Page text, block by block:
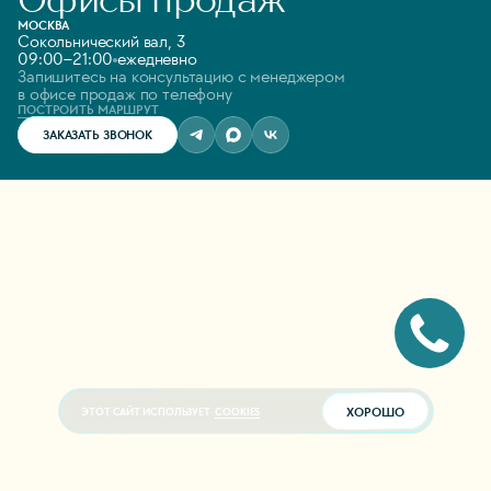
МОСКВА
Сокольнический вал, 3
09:00–21:00 ежедневно
Запишитесь на консультацию с менеджером
в офисе продаж по телефону
ПОСТРОИТЬ МАРШРУТ
ЗАКАЗАТЬ ЗВОНОК
ЭТОТ САЙТ ИСПОЛЬЗУЕТ COOKIES ХОРОШО